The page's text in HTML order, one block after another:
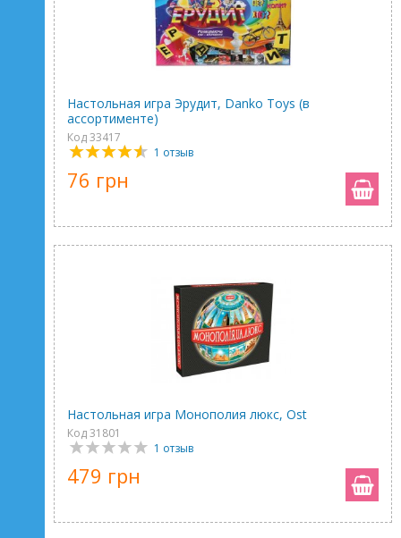
Настольная игра Эрудит, Danko Toys (в
ассортименте)
Код 33417
1 отзыв
76 грн
Настольная игра Монополия люкс, Ost
Код 31801
1 отзыв
479 грн